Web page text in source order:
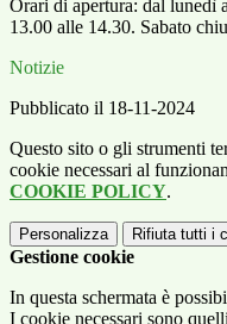
Orari di apertura: dal lunedì
13.00 alle 14.30. Sabato
Notizie
Pubblicato il 18-11-2024
Questo sito o gli strumenti
cookie necessari al
COOKIE POLICY.
Personalizza Rifiuta tutti i
Gestione cookie
In questa schermata è
I cookie necessari sono